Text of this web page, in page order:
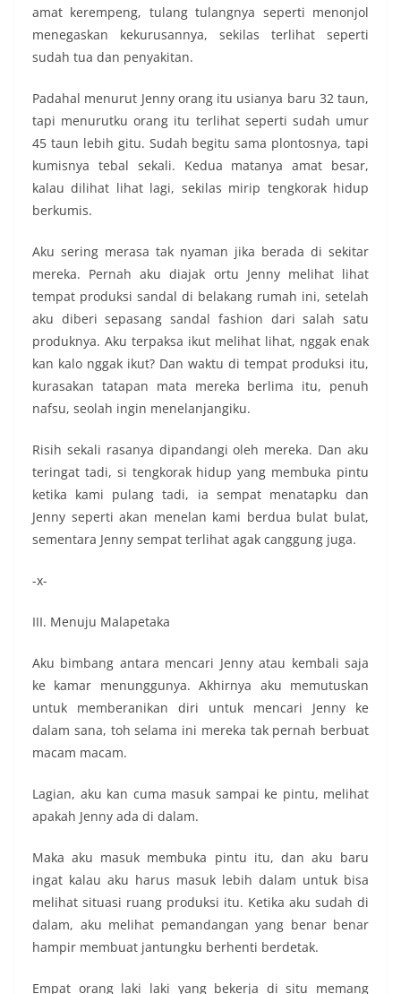
amat kerempeng, tulang tulangnya seperti menonjol
menegaskan kekurusannya, sekilas terlihat seperti
sudah tua dan penyakitan.
Padahal menurut Jenny orang itu usianya baru 32 taun,
tapi menurutku orang itu terlihat seperti sudah umur
45 taun lebih gitu. Sudah begitu sama plontosnya, tapi
kumisnya tebal sekali. Kedua matanya amat besar,
kalau dilihat lihat lagi, sekilas mirip tengkorak hidup
berkumis.
Aku sering merasa tak nyaman jika berada di sekitar
mereka. Pernah aku diajak ortu Jenny melihat lihat
tempat produksi sandal di belakang rumah ini, setelah
aku diberi sepasang sandal fashion dari salah satu
produknya. Aku terpaksa ikut melihat lihat, nggak enak
kan kalo nggak ikut? Dan waktu di tempat produksi itu,
kurasakan tatapan mata mereka berlima itu, penuh
nafsu, seolah ingin menelanjangiku.
Risih sekali rasanya dipandangi oleh mereka. Dan aku
teringat tadi, si tengkorak hidup yang membuka pintu
ketika kami pulang tadi, ia sempat menatapku dan
Jenny seperti akan menelan kami berdua bulat bulat,
sementara Jenny sempat terlihat agak canggung juga.
-x-
III. Menuju Malapetaka
Aku bimbang antara mencari Jenny atau kembali saja
ke kamar menunggunya. Akhirnya aku memutuskan
untuk memberanikan diri untuk mencari Jenny ke
dalam sana, toh selama ini mereka tak pernah berbuat
macam macam.
Lagian, aku kan cuma masuk sampai ke pintu, melihat
apakah Jenny ada di dalam.
Maka aku masuk membuka pintu itu, dan aku baru
ingat kalau aku harus masuk lebih dalam untuk bisa
melihat situasi ruang produksi itu. Ketika aku sudah di
dalam, aku melihat pemandangan yang benar benar
hampir membuat jantungku berhenti berdetak.
Empat orang laki laki yang bekerja di situ memang